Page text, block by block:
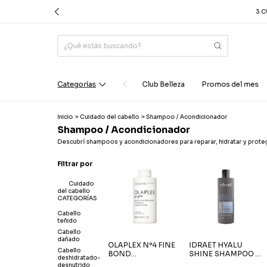
3
Categorías Club Belleza Promos del mes
Inicio > Cuidado del cabello > Shampoo / Acondicionador
Shampoo / Acondicionador
Descubrí shampoos y acondicionadores para reparar, hidratar y
Filtrar por
Cuidado
del cabello
CATEGORÍAS
Cabello
teñido
Cabello
dañado
Cabello
deshidratado-
desnutrido
OLAPLEX Nº4 FINE
BOND
IDRAET HYALU
SHINE SHAMPOO 1